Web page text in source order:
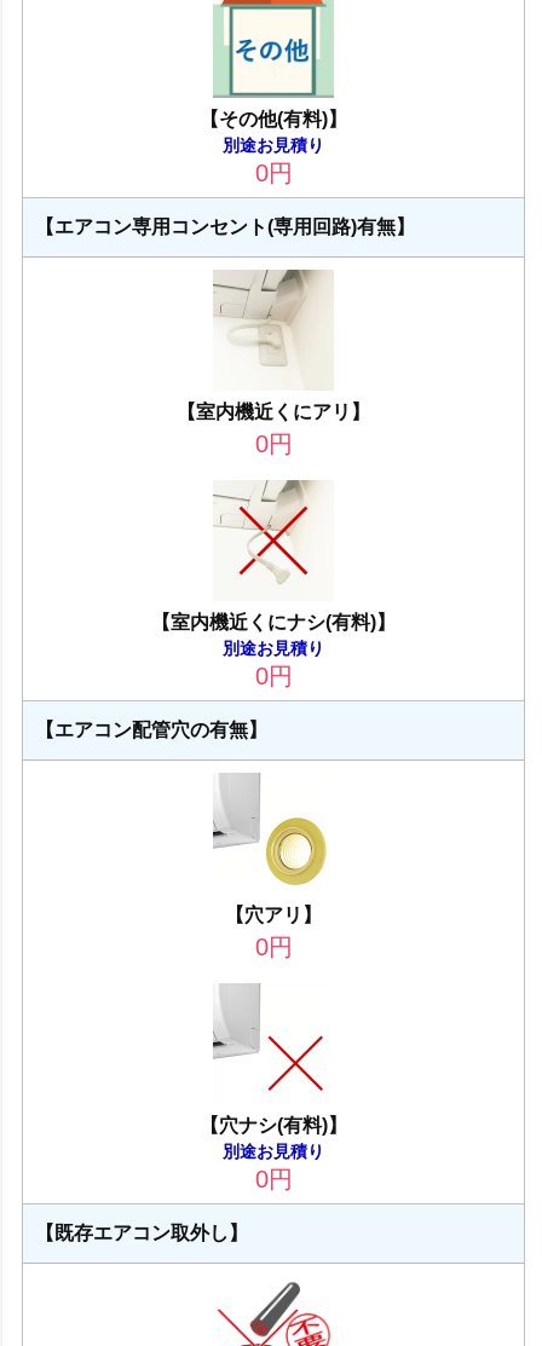
【その他(有料)】
別途お見積り
0円
【エアコン専用コンセント(専用回路)有無】
【室内機近くにアリ】
0円
【室内機近くにナシ(有料)】
別途お見積り
0円
【エアコン配管穴の有無】
【穴アリ】
0円
【穴ナシ(有料)】
別途お見積り
0円
【既存エアコン取外し】